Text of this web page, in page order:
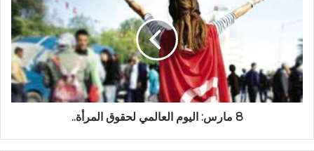
8 مارس: اليوم العالمي لحقوق المرأة..